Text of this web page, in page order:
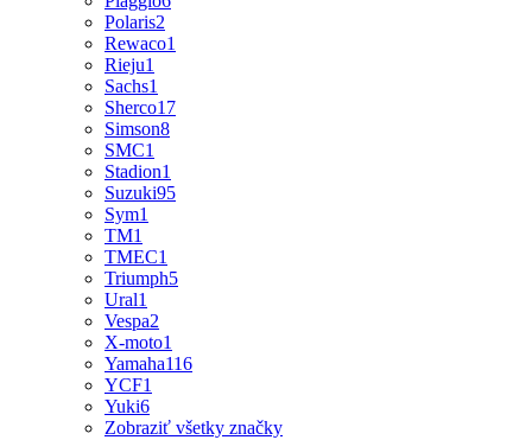
Polaris2
Rewaco1
Rieju1
Sachs1
Sherco17
Simson8
SMC1
Stadion1
Suzuki95
Sym1
TM1
TMEC1
Triumph5
Ural1
Vespa2
X-moto1
Yamaha116
YCF1
Yuki6
Zobraziť všetky značky